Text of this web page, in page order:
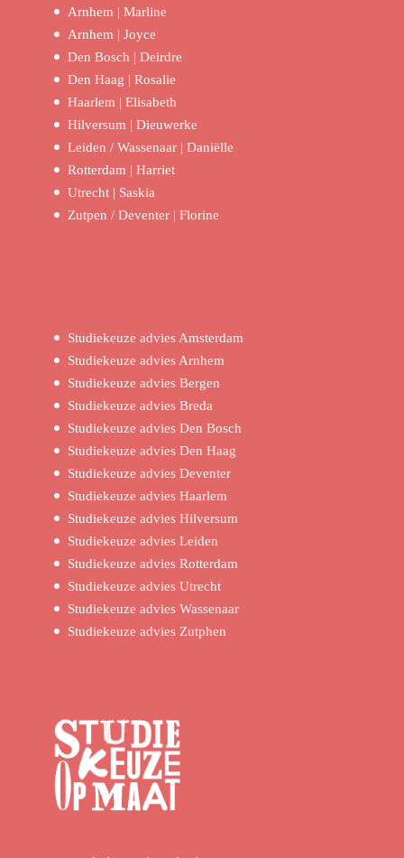
Arnhem | Marline
Arnhem | Joyce
Den Bosch | Deirdre
Den Haag | Rosalie
Haarlem | Elisabeth
Hilversum | Dieuwerke
Leiden / Wassenaar | Daniëlle
Rotterdam | Harriet
Utrecht | Saskia
Zutpen / Deventer | Florine
Studiekeuze advies Amsterdam
Studiekeuze advies Arnhem
Studiekeuze advies Bergen
Studiekeuze advies Breda
Studiekeuze advies Den Bosch
Studiekeuze advies Den Haag
Studiekeuze advies Deventer
Studiekeuze advies Haarlem
Studiekeuze advies Hilversum
Studiekeuze advies Leiden
Studiekeuze advies Rotterdam
Studiekeuze advies Utrecht
Studiekeuze advies Wassenaar
Studiekeuze advies Zutphen